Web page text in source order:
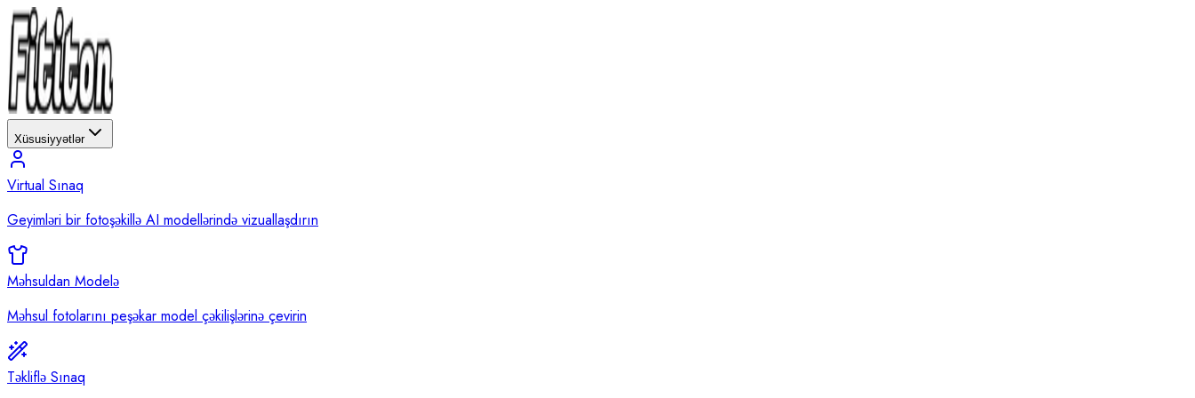
Xüsusiyyətlər
Virtual Sınaq
Geyimləri bir fotoşəkillə AI modellərində vizuallaşdırın
Məhsuldan Modelə
Məhsul fotolarını peşəkar model çəkilişlərinə çevirin
Təkliflə Sınaq